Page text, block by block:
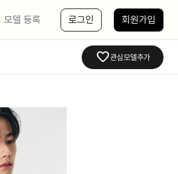
모델 등록 로그인 회원가입
관심모델추가